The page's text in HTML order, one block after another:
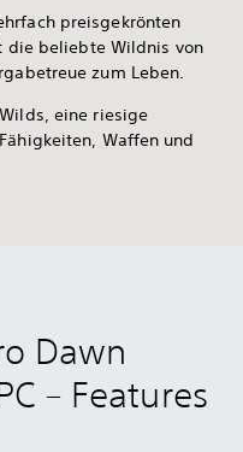
preisgekrönten
die beliebte Wildnis von
zum Leben.
eine riesige
Waffen und
Dawn
– Features